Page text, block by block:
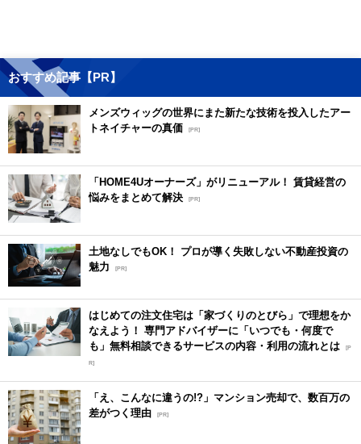
おすすめ記事【PR】
メンズウィッグの世界にまた新たな技術を投入したアー
トネイチャーの真価
[PR]
「HOME4Uオーナーズ」がリニューアル！ 賃貸経営の
悩みをまとめて解決 [PR]
土地なしでもOK！ プロが導く失敗しない不動産投資の
魅力
[PR]
はじめての注文住宅は「家づくりのとびら」で理想をか
なえよう！ 専門アドバイザーに「いつでも・何度で
も」無料相談できるサービスの内容・利用の流れとは [P
R]
「え、こんなに違うの!?」マンション売却で、数百万の
差がつく理由 [PR]